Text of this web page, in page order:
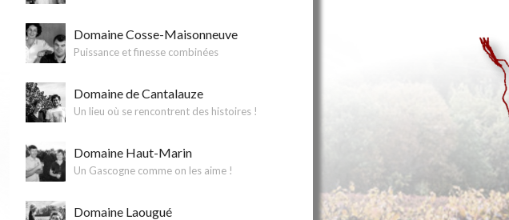
Domaine Cosse-Maisonneuve
Puissance et finesse combinées
Domaine de Cantalauze
Un lieu où se rencontrent des histoires !
Domaine Haut-Marin
Un Gascogne comme on les aime !
Domaine Laougué